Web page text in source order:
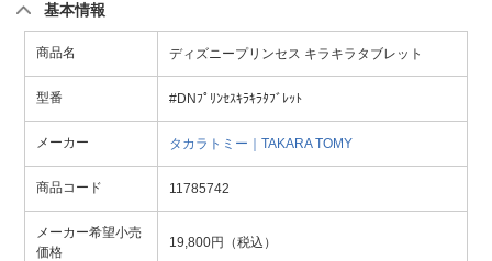
基本情報
商品名 ディズニープリンセス キラキラタブレット
型番 #DNﾌﾟﾘﾝｾｽｷﾗｷﾗﾀﾌﾞﾚｯﾄ
メーカー タカラトミー｜TAKARA TOMY
商品コード 11785742
メーカー希望小売
価格
19,800円（税込）